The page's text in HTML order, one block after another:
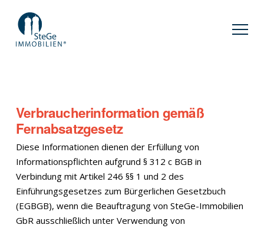
Verbraucherinformation gemäß
Fernabsatzgesetz
Diese Informationen dienen der Erfüllung von
Informationspflichten aufgrund § 312 c BGB in
Verbindung mit Artikel 246 §§ 1 und 2 des
Einführungsgesetzes zum Bürgerlichen Gesetzbuch
(EGBGB), wenn die Beauftragung von SteGe-Immobilien
GbR ausschließlich unter Verwendung von